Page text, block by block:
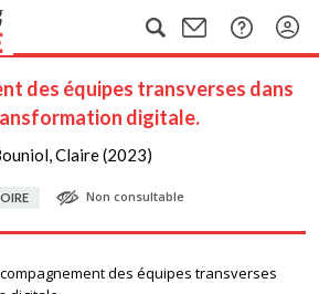
des équipes transverses dans
digitale.
Claire (2023)
Non consultable
des équipes transverses